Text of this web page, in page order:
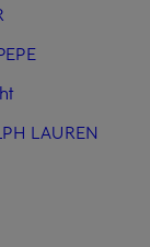
LAUREN